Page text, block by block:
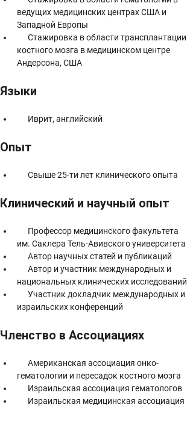
ведущих медицинских центрах США и
Западной Европы
Стажировка в области трансплантации
костного мозга в медицинском центре
Андерсона, США
Языки
Иврит, английский
Опыт
Свыше 25-ти лет клинического опыта
Клинический и научный опыт
Профессор медицинского факультета
им. Саклера Тель-Авивского университета
Автор научных статей и публикаций
Автор и участник международных и
национальных клинических исследований
Участник докладчик международных и
израильских конференций
Членство в Ассоциациях
Американская ассоциация онко-
гематологии и пересадок костного мозга
Израильская ассоциация гематологов
Израильская медицинская ассоциация